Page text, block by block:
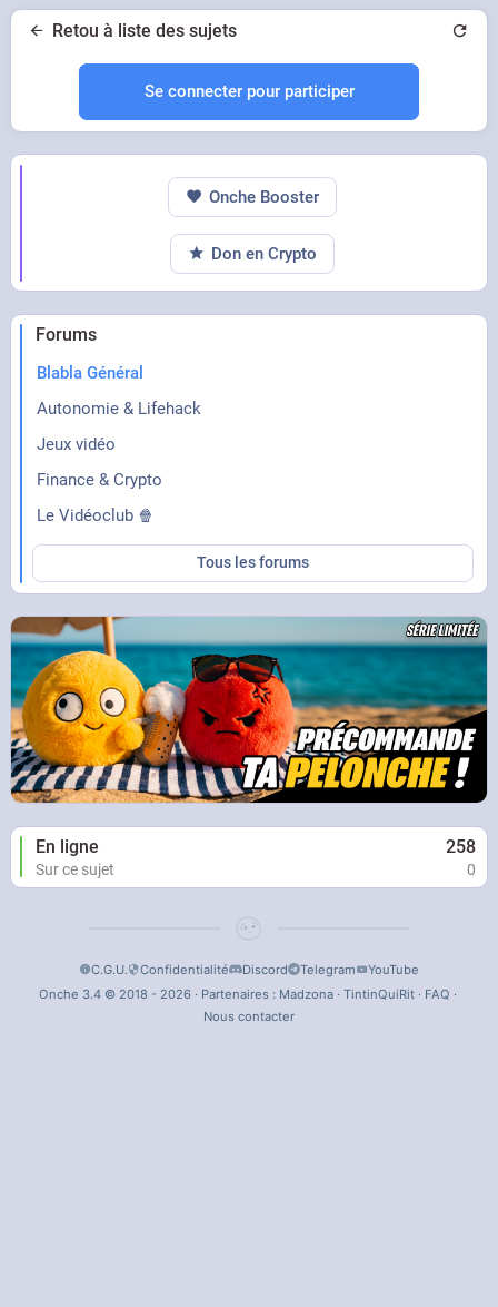
Retou à liste des sujets
Se connecter pour participer
Forums
Blabla Général
Autonomie & Lifehack
Jeux vidéo
Finance & Crypto
Le Vidéoclub 🍿
Tous les forums
En ligne 258
Sur ce sujet 0
Onche Booster
Don en Crypto
C.G.U. Confidentialité Discord Telegram
YouTube
Onche 3.4 © 2018 - 2026 · Partenaires : Madzona· TintinQuiRit· FAQ ·
Nous contacter